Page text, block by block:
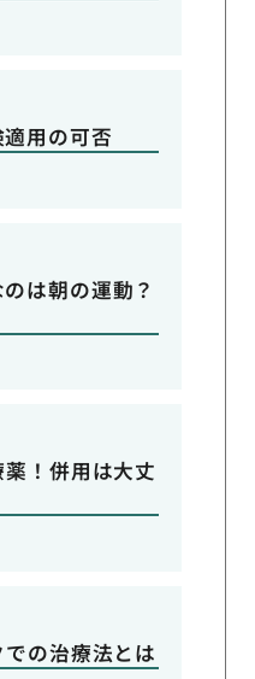
用の可否
は朝の運動？
！併用は大丈
の治療法とは